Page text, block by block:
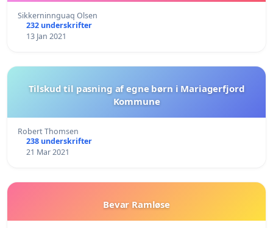
Sikkerninnguaq Olsen
232 underskrifter
13 Jan 2021
Tilskud til pasning af egne børn i Mariagerfjord
Kommune
Robert Thomsen
238 underskrifter
21 Mar 2021
Bevar Ramløse